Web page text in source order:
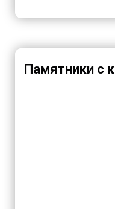
Памятники с